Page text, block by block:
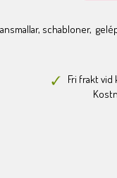
schabloner,
Fri frakt vid